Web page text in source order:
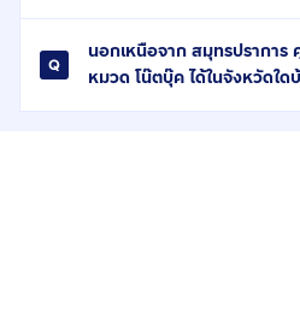
นอกเหนือจาก สมุทรปรากา
หมวด โน๊ตบุ๊ค ได้ในจังหวัดใด